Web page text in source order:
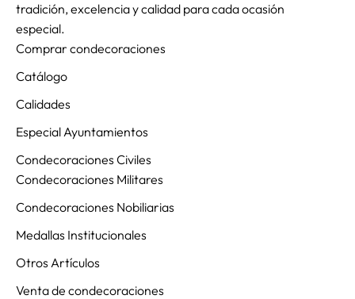
tradición, excelencia y calidad para cada ocasión
especial.
Comprar condecoraciones
Catálogo
Calidades
Especial Ayuntamientos
Condecoraciones Civiles
Condecoraciones Militares
Condecoraciones Nobiliarias
Medallas Institucionales
Otros Artículos
Venta de condecoraciones